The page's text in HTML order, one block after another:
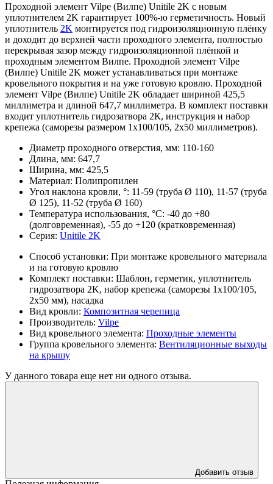
Проходной элемент Vilpe (Вилпе) Unitile 2K с новым
уплотнителем 2K гарантирует 100%-ю герметичность. Новый
уплотнитель 2K монтируется под гидроизоляционную плёнку
и доходит до верхней части проходного элемента, полностью
перекрывая зазор между гидроизоляционной плёнкой и
проходным элементом Вилпе. Проходной элемент Vilpe
(Вилпе) Unitile 2K может устанавливаться при монтаже
кровельного покрытия и на уже готовую кровлю. Проходной
элемент Vilpe (Вилпе) Unitile 2K обладает шириной 425,5
миллиметра и длиной 647,7 миллиметра. В комплект поставки
входит уплотнитель гидрозатвора 2К, инструкция и набор
крепежа (саморезы размером 1х100/105, 2х50 миллиметров).
Диаметр проходного отверстия, мм: 110-160
Длина, мм: 647,7
Ширина, мм: 425,5
Материал: Полипропилен
Угол наклона кровли, °: 11-59 (труба Ø 110), 11-57 (труба
Ø 125), 11-52 (труба Ø 160)
Температура использования, °С: -40 до +80
(долговременная), -55 до +120 (кратковременная)
Серия: Unitile 2K
Способ установки: При монтаже кровельного материала
и на готовую кровлю
Комплект поставки: Шаблон, герметик, уплотнитель
гидрозатвора 2K, набор крепежа (саморезы 1х100/105,
2х50 мм), насадка
Вид кровли: Композитная черепица
Производитель: Vilpe
Вид кровельного элемента: Проходные элементы
Группа кровельного элемента: Вентиляционные выходы
на крышу
У данного товара еще нет ни одного отзыва.
Добавить отзыв